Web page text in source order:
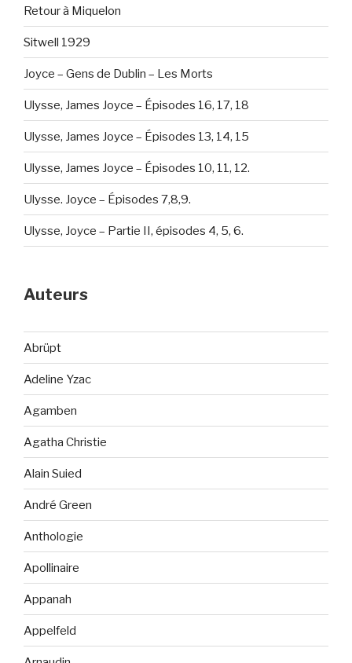
Retour à Miquelon
Sitwell 1929
Joyce – Gens de Dublin – Les Morts
Ulysse, James Joyce – Épisodes 16, 17, 18
Ulysse, James Joyce – Épisodes 13, 14, 15
Ulysse, James Joyce – Épisodes 10, 11, 12.
Ulysse. Joyce – Épisodes 7,8,9.
Ulysse, Joyce – Partie II, épisodes 4, 5, 6.
Auteurs
Abrüpt
Adeline Yzac
Agamben
Agatha Christie
Alain Suied
André Green
Anthologie
Apollinaire
Appanah
Appelfeld